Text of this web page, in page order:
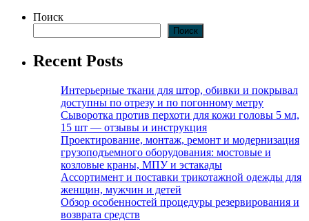
Поиск
Поиск
Recent Posts
Интерьерные ткани для штор, обивки и покрывал
доступны по отрезу и по погонному метру
Сыворотка против перхоти для кожи головы 5 мл,
15 шт — отзывы и инструкция
Проектирование, монтаж, ремонт и модернизация
грузоподъемного оборудования: мостовые и
козловые краны, МПУ и эстакады
Ассортимент и поставки трикотажной одежды для
женщин, мужчин и детей
Обзор особенностей процедуры резервирования и
возврата средств